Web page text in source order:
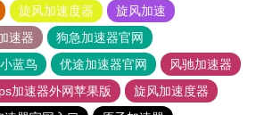
旋风加速度器
旋风加速
速器
狗急加速器官网
小蓝鸟 优途加速器官网
风驰加速器
加速器外网苹果版
旋风加速度器